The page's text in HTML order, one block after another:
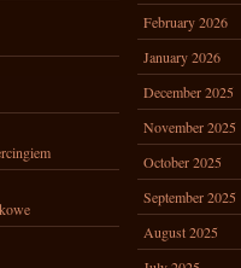
February 2026
January 2026
December 2025
November 2025
October 2025
September 2025
August 2025